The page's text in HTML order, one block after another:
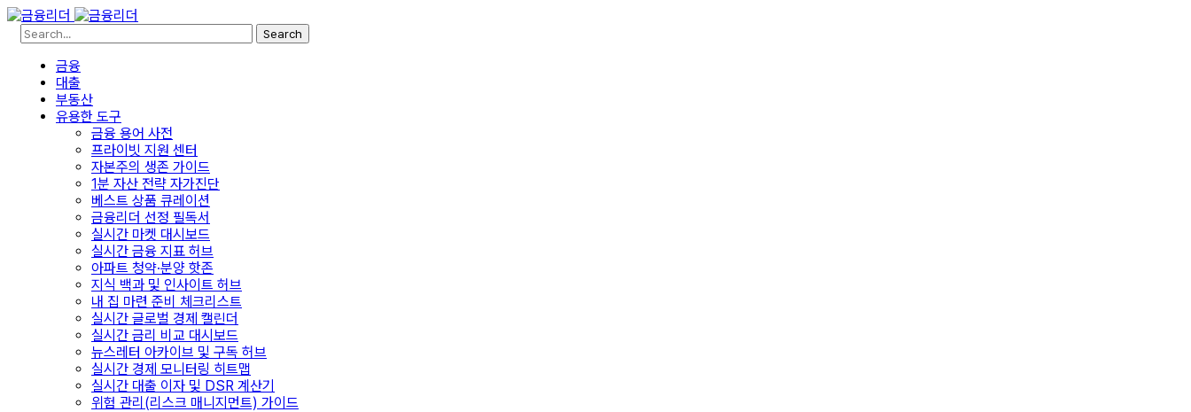
Search
금융
대출
부동산
유용한 도구
금융 용어 사전
프라이빗 지원 센터
자본주의 생존 가이드
1분 자산 전략 자가진단
베스트 상품 큐레이션
금융리더 선정 필독서
실시간 마켓 대시보드
실시간 금융 지표 허브
아파트 청약·분양 핫존
지식 백과 및 인사이트 허브
내 집 마련 준비 체크리스트
실시간 글로벌 경제 캘린더
실시간 금리 비교 대시보드
뉴스레터 아카이브 및 구독 허브
실시간 경제 모니터링 히트맵
실시간 대출 이자 및 DSR 계산기
위험 관리(리스크 매니지먼트) 가이드